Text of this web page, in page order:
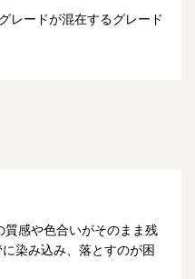
レードが混在するグレード
感や色合いがそのまま残
染み込み、落とすのが困